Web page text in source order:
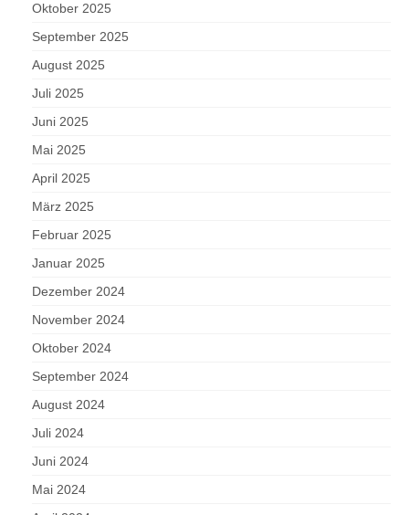
Oktober 2025
September 2025
August 2025
Juli 2025
Juni 2025
Mai 2025
April 2025
März 2025
Februar 2025
Januar 2025
Dezember 2024
November 2024
Oktober 2024
September 2024
August 2024
Juli 2024
Juni 2024
Mai 2024